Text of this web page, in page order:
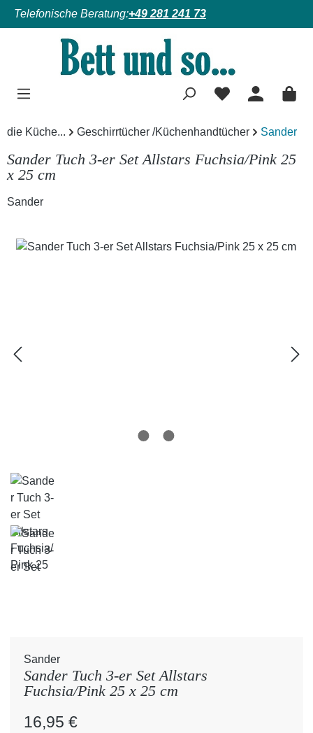
Zum Hauptinhalt springen
Telefonische Beratung:+49 281 241 73
die Küche... Geschirrtücher /Küchenhandtücher Sander
Sander Tuch 3-er Set Allstars Fuchsia/Pink 25
x 25 cm
Sander
Bildergalerie überspringen
Sander
Sander Tuch 3-er Set Allstars
Fuchsia/Pink 25 x 25 cm
Regulärer Preis:
16,95 €